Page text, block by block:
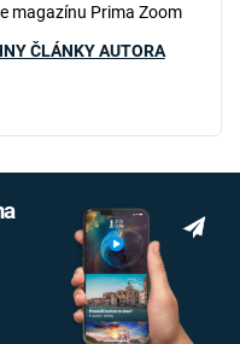
magazínu Prima Zoom
ČLÁNKY AUTORA